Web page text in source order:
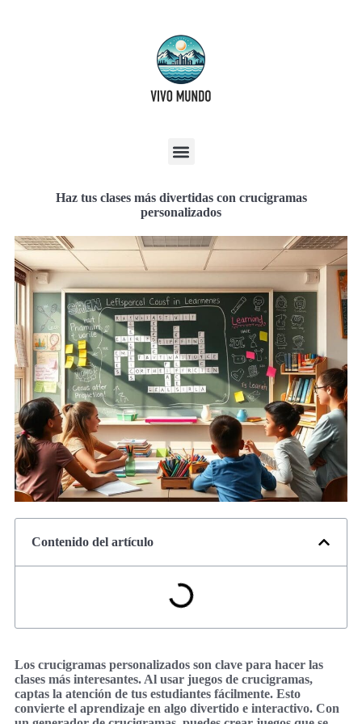
Haz tus clases más divertidas con crucigramas
personalizados
Contenido del artículo
Los crucigramas personalizados son clave para hacer las
clases más interesantes. Al usar juegos de crucigramas,
captas la atención de tus estudiantes fácilmente. Esto
convierte el aprendizaje en algo divertido e interactivo. Con